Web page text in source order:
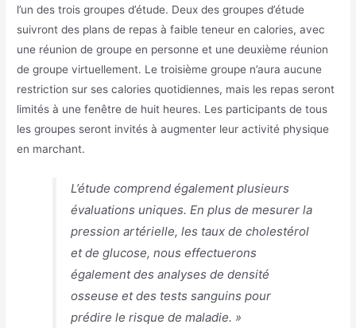
l’un des trois groupes d’étude. Deux des groupes d’étude
suivront des plans de repas à faible teneur en calories, avec
une réunion de groupe en personne et une deuxième réunion
de groupe virtuellement. Le troisième groupe n’aura aucune
restriction sur ses calories quotidiennes, mais les repas seront
limités à une fenêtre de huit heures. Les participants de tous
les groupes seront invités à augmenter leur activité physique
en marchant.
L’étude comprend également plusieurs
évaluations uniques. En plus de mesurer la
pression artérielle, les taux de cholestérol
et de glucose, nous effectuerons
également des analyses de densité
osseuse et des tests sanguins pour
prédire le risque de maladie. »